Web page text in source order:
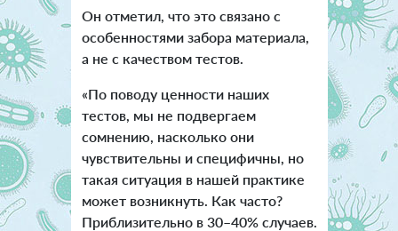
Он отметил, что это связано с
особенностями забора материала,
а не с качеством тестов.
«По поводу ценности наших
тестов, мы не подвергаем
сомнению, насколько они
чувствительны и специфичны, но
такая ситуация в нашей практике
может возникнуть. Как часто?
Приблизительно в 30–40% случаев.